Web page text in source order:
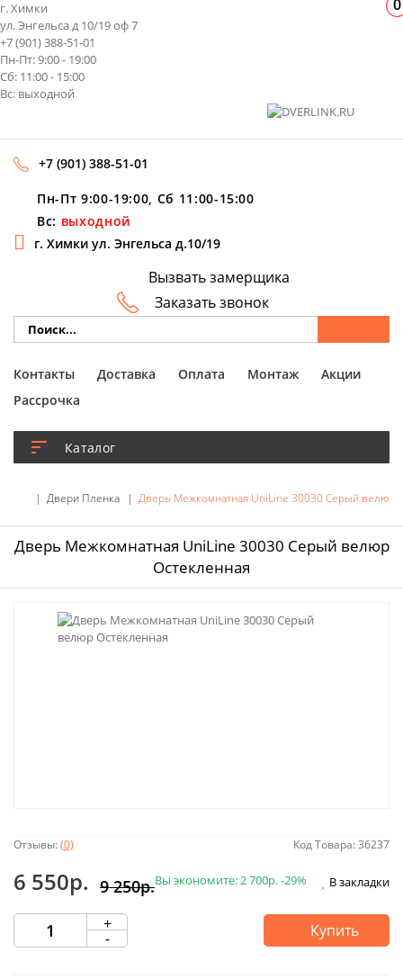
г. Химки
ул. Энгельса д 10/19 оф 7
+7 (901) 388-51-01
Пн-Пт: 9:00 - 19:00
Сб: 11:00 - 15:00
Вс: выходной
+7 (901) 388-51-01
Пн-Пт 9:00-19:00, Сб 11:00-15:00
Вс: выходной
г. Химки ул. Энгельса д.10/19
Каталог
Вызвать замерщика
Заказать звонок
Контакты Доставка Оплата Монтаж
Акции
Рассрочка
Двери Пленка Дверь Межкомнатная UniLine 30030 Серый велюр
Дверь Межкомнатная UniLine 30030 Серый велюр
Остекленная
Отзывы:(0) Код Товара: 36237
6 550р. 9 250р.Вы экономите: 2 700р.-29% В закладки
+
- Купить
0